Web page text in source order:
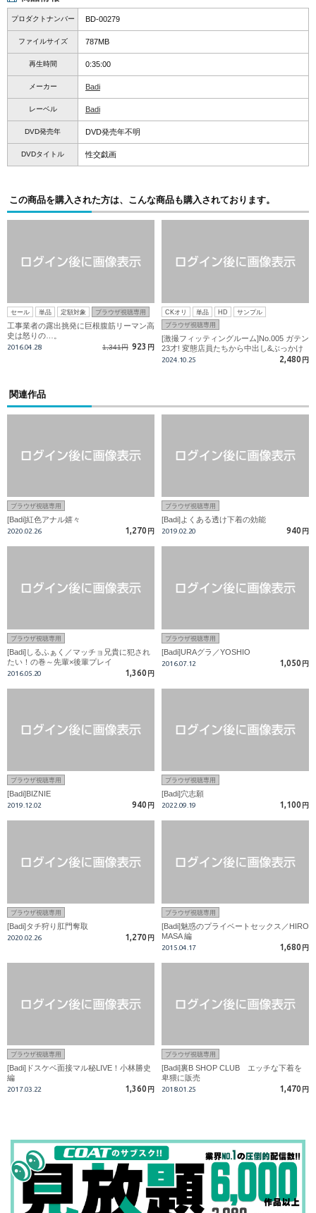
プロダクトナンバー BD-00279
ファイルサイズ 787MB
再生時間 0:35:00
メーカー Badi
レーベル Badi
DVD発売年 DVD発売年不明
DVDタイトル 性交戯画
この商品を購入された方は、こんな商品も購入されております。
セール 単品 定額対象 ブラウザ視聴専用
工事業者の露出挑発に巨根腹筋リーマン高
史は怒りの…。
2016.04.28 1,341円 923 円
CKオリ 単品 HD
サンプル
ブラウザ視聴専用
[激撮フィッティングルーム]No.005 ガテン
23才! 変態店員たちから中出し&ぶっかけ
られて性処理道具と化す!!
2024.10.25 2,480 円
関連作品
ブラウザ視聴専用
[Badi]紅色アナル嬉々
2020.02.26 1,270 円
ブラウザ視聴専用
[Badi]よくある透け下着の効能
2019.02.20 940 円
ブラウザ視聴専用
[Badi]しるふぁく／マッチョ兄貴に犯され
たい！の巻～先輩×後輩プレイ
2016.05.20 1,360 円
ブラウザ視聴専用
[Badi]URAグラ／YOSHIO
2016.07.12 1,050 円
ブラウザ視聴専用
[Badi]BIZNIE
2019.12.02 940 円
ブラウザ視聴専用
[Badi]穴志願
2022.09.19 1,100 円
ブラウザ視聴専用
[Badi]タチ狩り肛門奪取
2020.02.26 1,270 円
ブラウザ視聴専用
[Badi]魅惑のプライベートセックス／HIRO
MASA 編
2015.04.17 1,680 円
ブラウザ視聴専用
[Badi]ドスケベ面接マル秘LIVE！小林勝史
編
2017.03.22 1,360 円
ブラウザ視聴専用
[Badi]裏B SHOP CLUB エッチな下着を
卑猥に販売
2018.01.25 1,470 円